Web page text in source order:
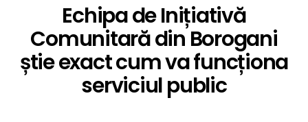
Echipa de Inițiativă
Comunitară din Borogani
știe exact cum va funcționa
serviciul public